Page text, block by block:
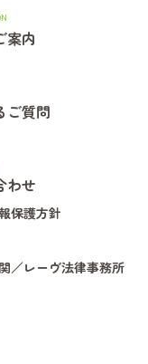
案内
ご質問
わせ
保護方針
／レーヴ法律事務所